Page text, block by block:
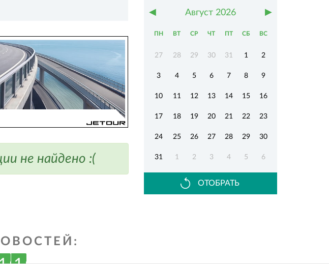
не найдено :(
◀ ▶
Август 2026
ПН ВТ СР ЧТ ПТ СБ ВС
27 28 29 30 31 1 2
3 4 5 6 7 8 9
10 11 12 13 14 15 16
17 18 19 20 21 22 23
24 25 26 27 28 29 30
31 1 2 3 4 5 6
ОТОБРАТЬ